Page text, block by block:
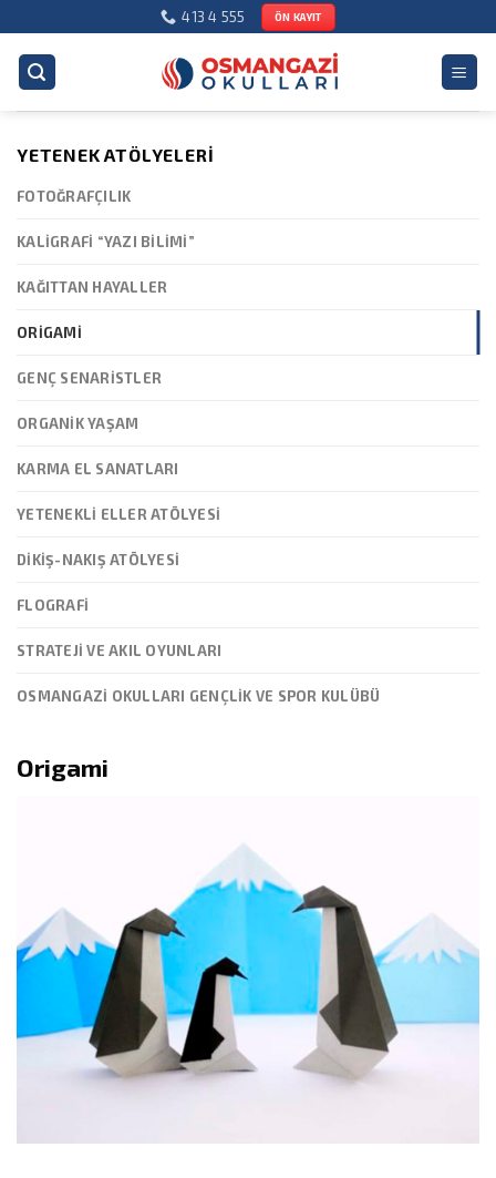
to
content
413 4 555 ÖN KAYIT
YETENEK ATÖLYELERI
FOTOĞRAFÇILIK
KALIGRAFI “YAZI BILIMI”
KAĞITTAN HAYALLER
ORIGAMI
GENÇ SENARISTLER
ORGANIK YAŞAM
KARMA EL SANATLARI
YETENEKLI ELLER ATÖLYESI
DIKIŞ-NAKIŞ ATÖLYESI
FLOGRAFI
STRATEJI VE AKIL OYUNLARI
OSMANGAZİ OKULLARI GENÇLİK VE SPOR KULÜBÜ
Origami